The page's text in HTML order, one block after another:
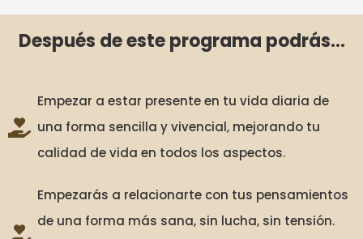
Después de este programa podrás...
Empezar a estar presente en tu vida diaria de
una forma sencilla y vivencial, mejorando tu
calidad de vida en todos los aspectos.
Empezarás a relacionarte con tus pensamientos
de una forma más sana, sin lucha, sin tensión.